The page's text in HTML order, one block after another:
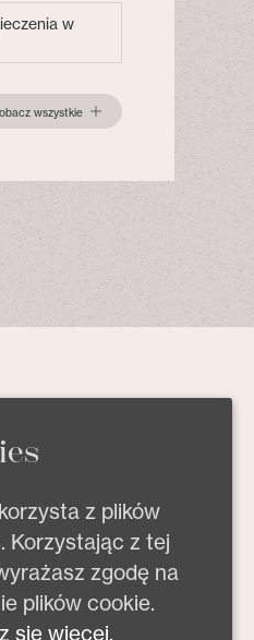
w
wszystkie
z plików
Korzystając z tej
zgodę na
plików cookie.
się więcej.